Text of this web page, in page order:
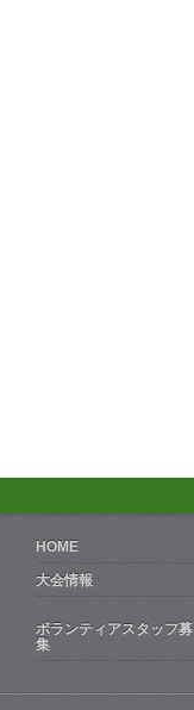
HOME
大会情報
ボランティアスタッフ募
集